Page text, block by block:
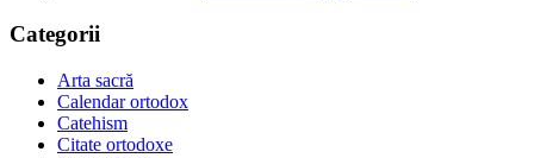
Categorii
Arta sacră
Calendar ortodox
Catehism
Citate ortodoxe